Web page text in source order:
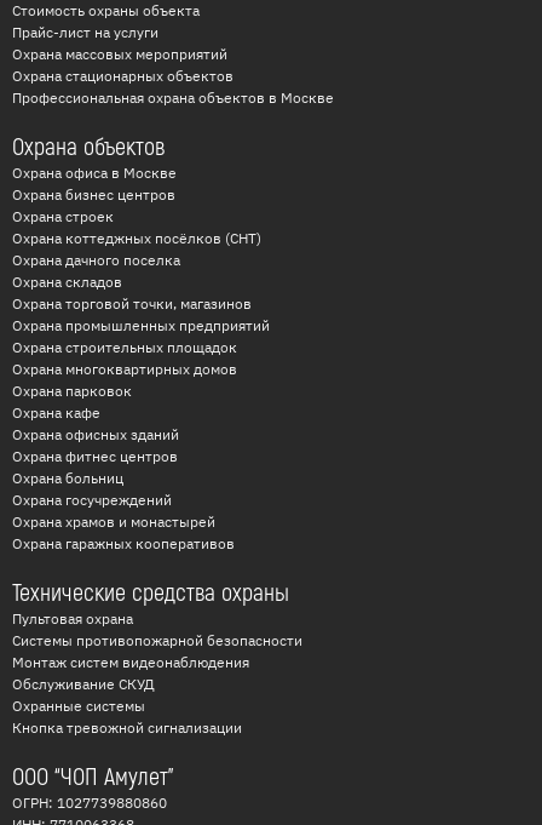
Стоимость охраны объекта
Прайс-лист на услуги
Охрана массовых мероприятий
Охрана стационарных объектов
Профессиональная охрана объектов в Москве
Охрана объектов
Охрана офиса в Москве
Охрана бизнес центров
Охрана строек
Охрана коттеджных посёлков (СНТ)
Охрана дачного поселка
Охрана складов
Охрана торговой точки, магазинов
Охрана промышленных предприятий
Охрана строительных площадок
Охрана многоквартирных домов
Охрана парковок
Охрана кафе
Охрана офисных зданий
Охрана фитнес центров
Охрана больниц
Охрана госучреждений
Охрана храмов и монастырей
Охрана гаражных кооперативов
Технические средства охраны
Пультовая охрана
Системы противопожарной безопасности
Монтаж систем видеонаблюдения
Обслуживание СКУД
Охранные системы
Кнопка тревожной сигнализации
ООО “ЧОП Амулет”
ОГРН: 1027739880860